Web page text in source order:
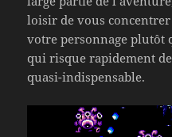
loisir de vous
votre personnage plutôt
qui risque rapidement
quasi-indispensable.